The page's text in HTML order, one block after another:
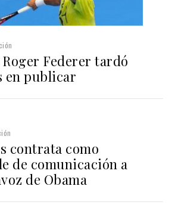
Federer tardó
en publicar
contrata como
de comunicación a
de Obama